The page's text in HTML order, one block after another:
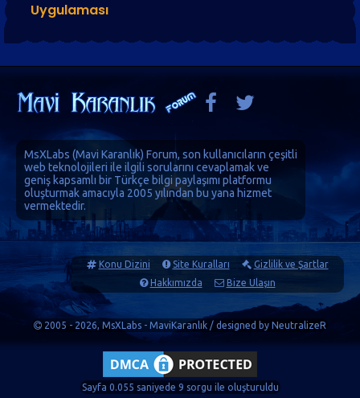
Uygulaması
MsXLabs (Mavi Karanlık) Forum, son kullanıcıların çeşitli
web teknolojileri ile ilgili sorularını cevaplamak ve
geniş kapsamlı bir Türkçe bilgi paylaşımı platformu
oluşturmak amacıyla 2005 yılından bu yana hizmet
vermektedir.
Konu Dizini Site Kuralları
Gizlilik ve Şartlar
Hakkımızda
Bize Ulaşın
2005 - 2026, MsXLabs - MaviKaranlık / designed by NeutralizeR
Sayfa 0.055 saniyede 9 sorgu ile oluşturuldu